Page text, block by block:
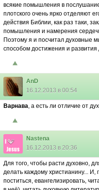
всякие помышления в
плотского очень ярко отделяют
действия Библии, как раз таки,
помышления и намерения
Поэтому я и посчитал духовные
способом достижения и развития
AnD
16.12.2013 в 00:54
Варнава, а есть ли отличие от
Nastena
16.12.2013 в 20:36
Для того, чтобы расти духовно,
делать каждому христианину... И,
поститься, евангелизировать,